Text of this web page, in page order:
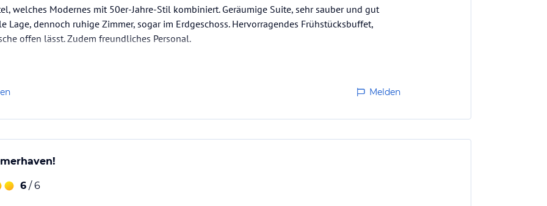
Fußgängerzone entfernt. In der Nähe
Attraktionen der Seestadt wie die
Sauna steht Gästen der Suiten kostenfrei
für Sie da. Hier erhalten Sie auch Tipps
Bademäntel und Schlappen gerne an der
welches Modernes mit 50er-Jahre-Stil kombiniert. Geräumige Suite, sehr sauber und gut
Lage, dennoch ruhige Zimmer, sogar im Erdgeschoss. Hervorragendes Frühstücksbuffet,
offen lässt. Zudem freundliches Personal.
Melden
6 / 6